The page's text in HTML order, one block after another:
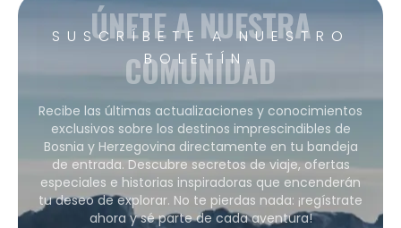
SUSCRÍBETE A NUESTRO
BOLETÍN.
ÚNETE A NUESTRA
COMUNIDAD
Recibe las últimas actualizaciones y conocimientos
exclusivos sobre los destinos imprescindibles de
Bosnia y Herzegovina directamente en tu bandeja
de entrada. Descubre secretos de viaje, ofertas
especiales e historias inspiradoras que encenderán
tu deseo de explorar. No te pierdas nada: ¡regístrate
ahora y sé parte de cada aventura!